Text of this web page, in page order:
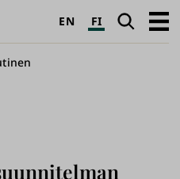
EN FI Haku
Avaa